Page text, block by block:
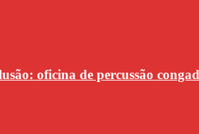
oficina de percussão